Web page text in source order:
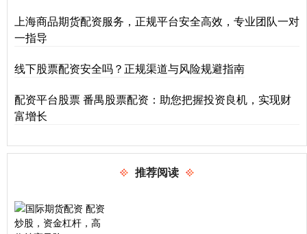
上海商品期货配资服务，正规平台安全高效，专业团队一对
一指导
线下股票配资安全吗？正规渠道与风险规避指南
配资平台股票 番禺股票配资：助您把握投资良机，实现财
富增长
推荐阅读